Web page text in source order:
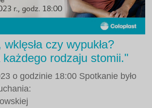
czy wypukła?
każdego rodzaju stomii."
o godzinie 18:00 Spotkanie było